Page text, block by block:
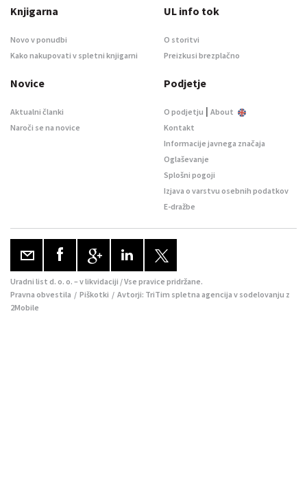
Knjigarna
Novo v ponudbi
Kako nakupovati v spletni knjigarni
UL info tok
O storitvi
Preizkusi brezplačno
Novice
Aktualni članki
Naroči se na novice
Podjetje
O podjetju | About
Kontakt
Informacije javnega značaja
Oglaševanje
Splošni pogoji
Izjava o varstvu osebnih podatkov
E-dražbe
Uradni list d. o. o. – v likvidaciji / Vse pravice pridržane.
Pravna obvestila / Piškotki / Avtorji: TriTim spletna agencija v sodelovanju z
2Mobile